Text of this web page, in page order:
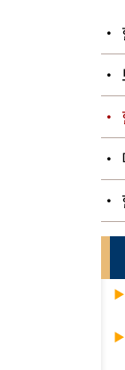
・
・
・
・
・
▶
▶